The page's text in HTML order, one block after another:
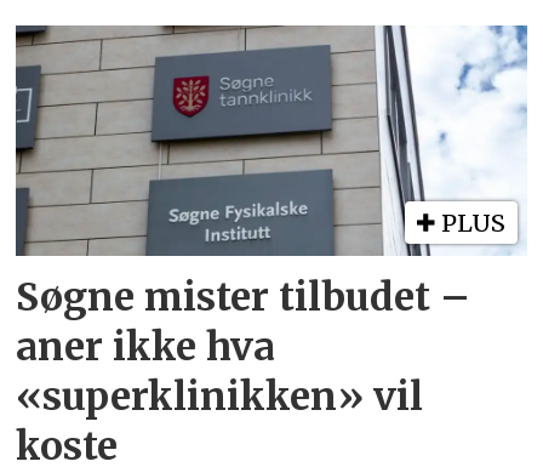
PLUS
Søgne mister tilbudet –
aner ikke hva
«superklinikken» vil
koste